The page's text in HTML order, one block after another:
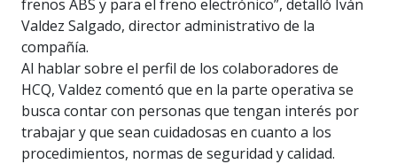
frenos ABS y para el freno electrónico”, detalló Iván
Valdez Salgado, director administrativo de la
compañía.
Al hablar sobre el perfil de los colaboradores de
HCQ, Valdez comentó que en la parte operativa se
busca contar con personas que tengan interés por
trabajar y que sean cuidadosas en cuanto a los
procedimientos, normas de seguridad y calidad.